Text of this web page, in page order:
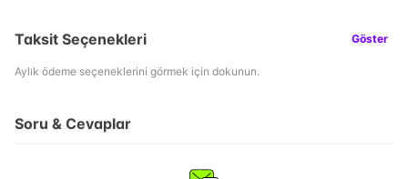
Taksit Seçenekleri Göster
Aylık ödeme seçeneklerini görmek için dokunun.
Soru & Cevaplar